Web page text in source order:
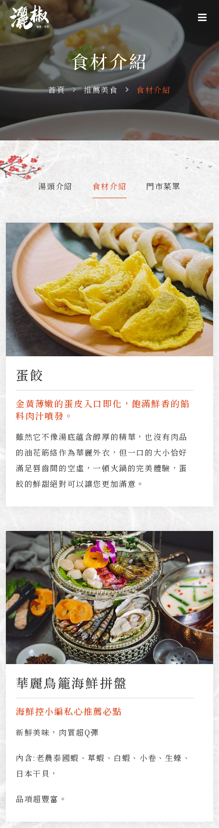
食材介紹
首頁 推薦美食 食材介紹
湯頭介紹 食材介紹 門市菜單
蛋餃
金黃薄嫩的蛋皮入口即化，飽滿鮮香的餡
料肉汁噴發。
雖然它不像湯底蘊含醇厚的精華，也沒有肉品
的油花筋絡作為華麗外衣，但一口的大小恰好
滿足唇齒間的空虛，一頓火鍋的完美體驗，蛋
餃的鮮甜絕對可以讓您更加滿意。
華麗鳥籠海鮮拼盤
海鮮控小編私心推薦必點
新鮮美味，肉質超Q彈
內含:老農泰國蝦、草蝦、白蝦、小卷、生蠔、
日本干貝，
品項超豐富。